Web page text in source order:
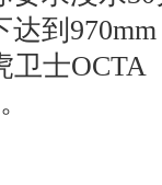
到
卫士OCTA